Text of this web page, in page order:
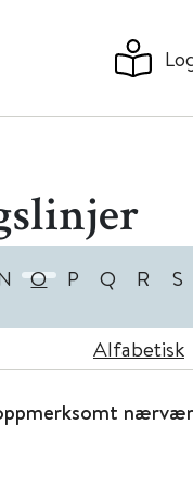
O P Q R S
Alfabetisk
nærvær